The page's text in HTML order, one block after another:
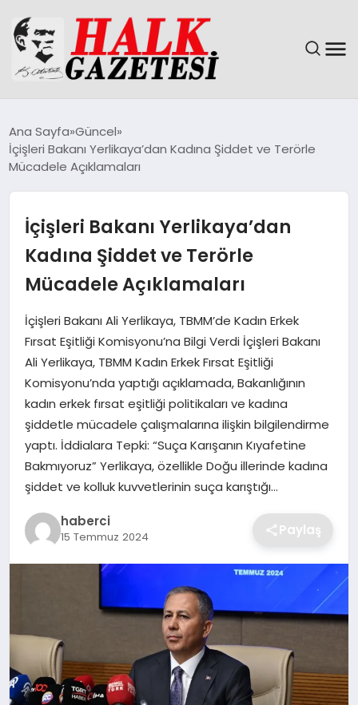
DÜNYA
EKONOMI
MAGAZIN
SAĞLIK
SIYASET
SPOR
TEKNOLOJI
YAŞAM
Ana Sayfa Güncel
İçişleri Bakanı Yerlikaya’dan Kadına Şiddet ve Terörle
Mücadele Açıklamaları
İçişleri Bakanı Yerlikaya’dan
Kadına Şiddet ve Terörle
Mücadele Açıklamaları
İçişleri Bakanı Ali Yerlikaya, TBMM’de Kadın Erkek
Fırsat Eşitliği Komisyonu’na Bilgi Verdi İçişleri Bakanı
Ali Yerlikaya, TBMM Kadın Erkek Fırsat Eşitliği
Komisyonu’nda yaptığı açıklamada, Bakanlığının
kadın erkek fırsat eşitliği politikaları ve kadına
şiddetle mücadele çalışmalarına ilişkin bilgilendirme
yaptı. İddialara Tepki: “Suça Karışanın Kıyafetine
Bakmıyoruz” Yerlikaya, özellikle Doğu illerinde kadına
şiddet ve kolluk kuvvetlerinin suça karıştığı…
haberci
15 Temmuz 2024 Paylaş